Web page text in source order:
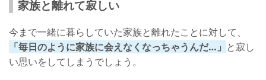
家族と離れて寂しい
今まで一緒に暮らしていた家族と離れたことに対して、
「毎日のように家族に会えなくなっちゃうんだ…」 と寂し
い思いをしてしまうでしょう。